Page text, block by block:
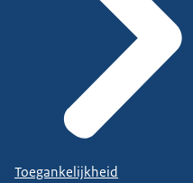
Toegankelijkheid